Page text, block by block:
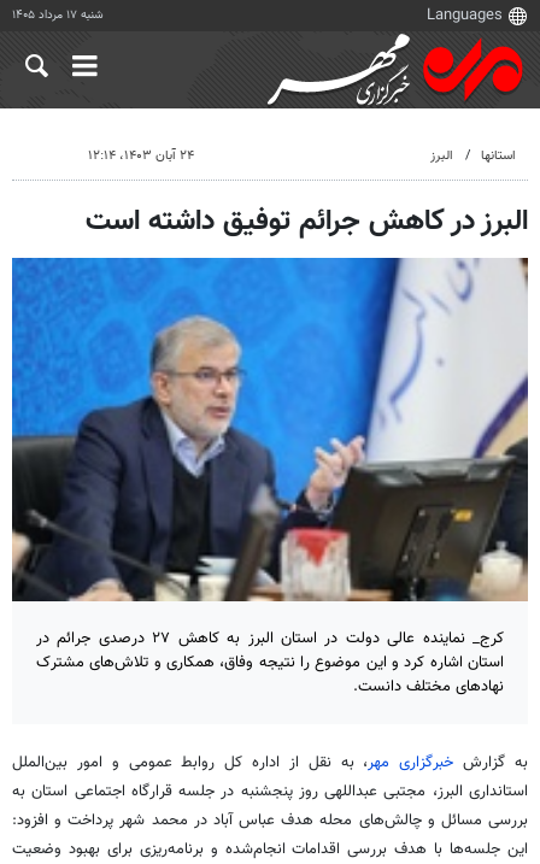
شنبه ۱۷ مرداد ۱۴۰۵
استانها البرز ۲۴ آبان ۱۴۰۳، ۱۲:۱۴
البرز در کاهش جرائم توفیق داشته است
کرج_ نماینده عالی دولت در استان البرز به کاهش ۲۷ درصدی جرائم در
استان اشاره کرد و این موضوع را نتیجه وفاق، همکاری و تلاش‌های مشترک
نهادهای مختلف دانست.
به گزارش خبرگزاری مهر، به نقل از اداره کل روابط عمومی و امور بین‌الملل
استانداری البرز، مجتبی عبداللهی روز پنجشنبه در جلسه قرارگاه اجتماعی استان به
بررسی مسائل و چالش‌های محله هدف عباس آباد در محمد شهر پرداخت و افزود:
این جلسه‌ها با هدف بررسی اقدامات انجام‌شده و برنامه‌ریزی برای بهبود وضعیت